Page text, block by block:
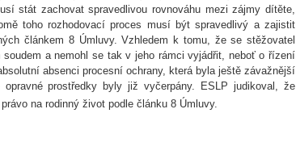
stát zachovat spravedlivou rovnováhu mezi zájmy dítěte,
toho rozhodovací proces musí být spravedlivý a zajistit
článkem 8 Úmluvy. Vzhledem k tomu, že se stěžovatel
a nemohl se tak v jeho rámci vyjádřit, neboť o řízení
absenci procesní ochrany, která byla ještě závažnější
prostředky byly již vyčerpány. ESLP judikoval, že
na rodinný život podle článku 8 Úmluvy.